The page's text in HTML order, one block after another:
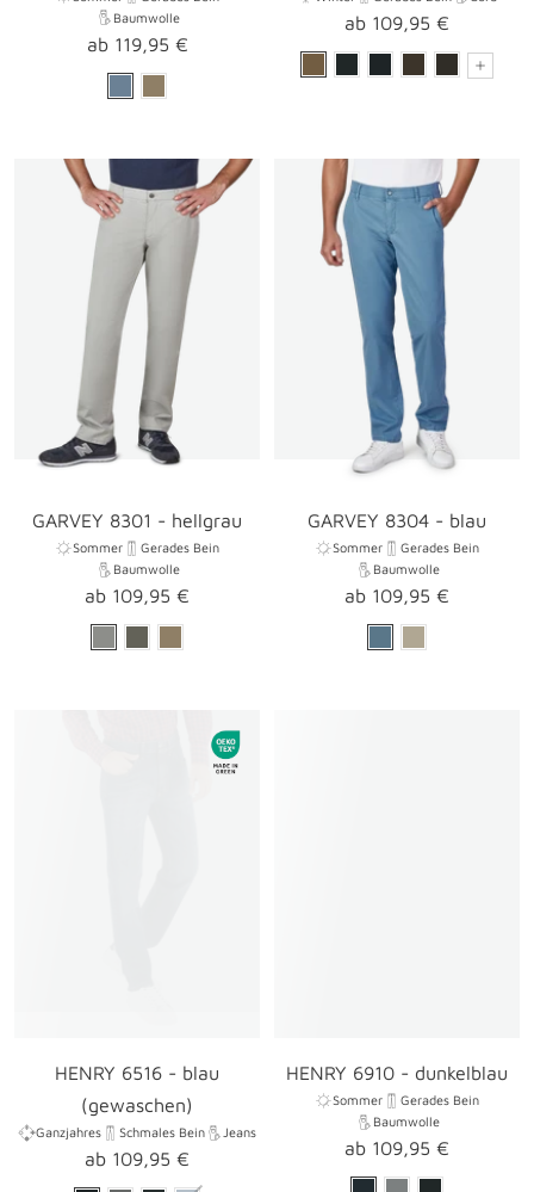
Baumwolle
Angebotspreis
ab 119,95 €
Angebotspreis
ab 109,95 €
GARVEY 8301 - hellgrau
Sommer
Gerades Bein
Baumwolle
Angebotspreis
ab 109,95 €
GARVEY 8304 - blau
Sommer
Gerades Bein
Baumwolle
Angebotspreis
ab 109,95 €
HENRY 6516 - blau
(gewaschen)
Ganzjahres Schmales Bein Jeans
Angebotspreis
ab 109,95 €
HENRY 6910 - dunkelblau
Sommer
Gerades Bein
Baumwolle
Angebotspreis
ab 109,95 €